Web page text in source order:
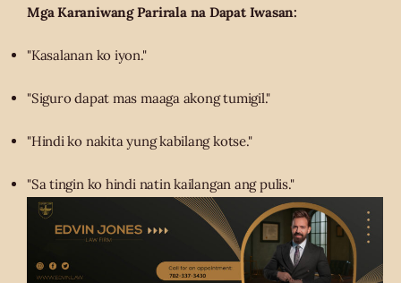
Mga Karaniwang Parirala na Dapat Iwasan:
"Kasalanan ko iyon."
"Siguro dapat mas maaga akong tumigil."
"Hindi ko nakita yung kabilang kotse."
"Sa tingin ko hindi natin kailangan ang pulis."